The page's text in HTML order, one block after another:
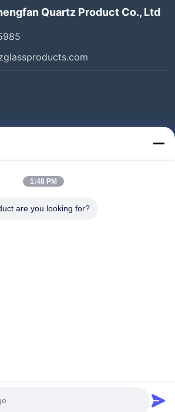
Quartz Product Co., Ltd
Quartz Product Co., Ltd. সমস্ত অধিকার সংরক্ষিত
1:48 PM
are you looking for?